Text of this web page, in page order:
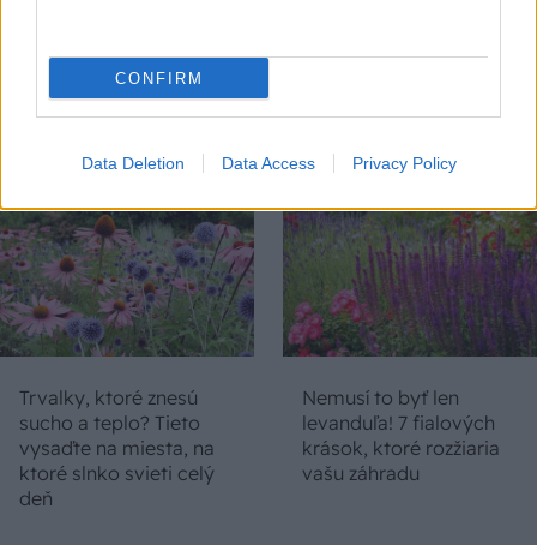
CONFIRM
Data Deletion Data Access Privacy Policy
Trvalky, ktoré znesú
sucho a teplo? Tieto
vysaďte na miesta, na
ktoré slnko svieti celý
deň
Nemusí to byť len
levanduľa! 7 fialových
krások, ktoré rozžiaria
vašu záhradu